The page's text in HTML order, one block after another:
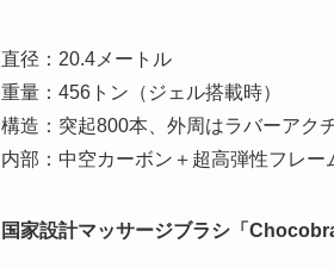
直径：20.4メートル
重量：456トン（ジェル搭載時）
構造：突起800本、外周はラバーアク
内部：中空カーボン＋超高弾性フレー
国家設計マッサージブラシ「